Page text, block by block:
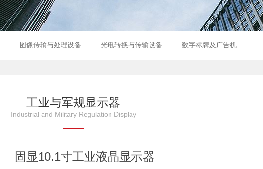
图像传输与处理设备 光电转换与传输设备 数字标牌及广告机
工业与军规显示器
Industrial and Military Regulation Display
固显10.1寸工业液晶显示器